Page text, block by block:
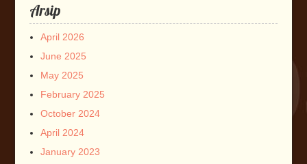
Arsip
April 2026
June 2025
May 2025
February 2025
October 2024
April 2024
January 2023